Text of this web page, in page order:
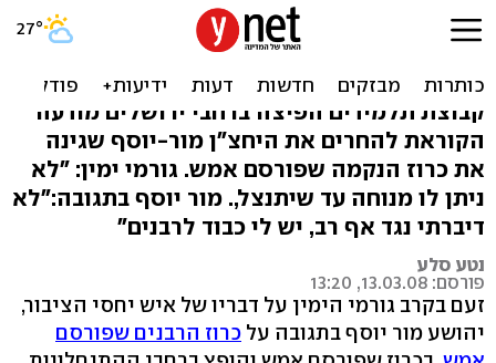
יחצ"ן מרכז הרב גינה
כרוז-נקמה, וחטף פשקוויל
קבוצת תלמידים הפיצה ברחבי ירושלים מודעה
הקוראת להחרים את היחצ"ן מור-יוסף שגינה
את כרוז הנקמה שפורסם אמש. גורמי ימין: "לא
ניתן לו מנוחה עד שיתנצל,. מור יוסף בתגובה:"לא
דיברתי נגד אף רב, יש לי כבוד לרבנים"
נטע סלע
פורסם: 13.03.08, 13:20
זעם בקרב גורמי הימין על דבריו של איש יחסי הציבור,
יהושע מור יוסף בתגובה על כרוז הרבנים שפורסם